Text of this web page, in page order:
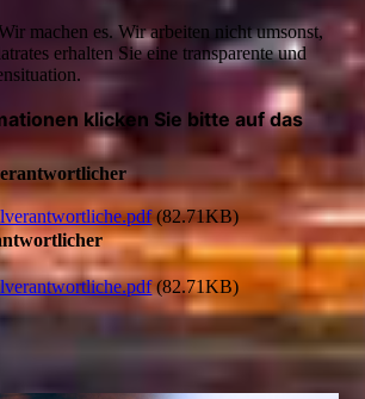
machen es. Wir arbeiten nicht umsonst,
erhalten Sie eine transparente und
klicken Sie bitte auf das
(82.71KB)
(82.71KB)